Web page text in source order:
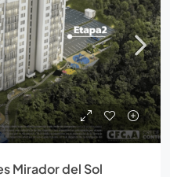
Mirador del Sol